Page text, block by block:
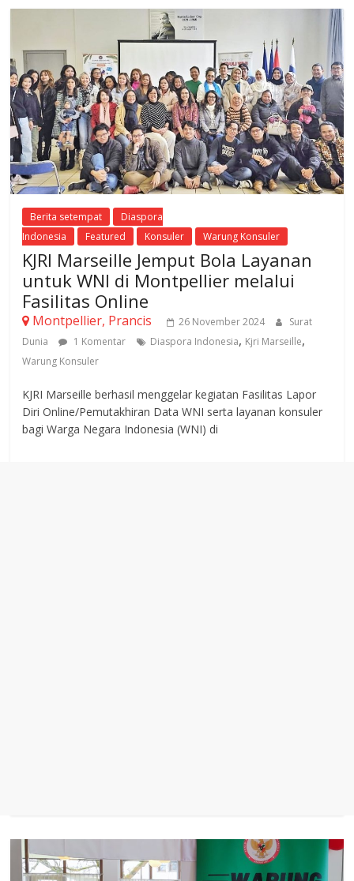
Berita setempat
Diaspora
Indonesia
Featured Konsuler Warung Konsuler
KJRI Marseille Jemput Bola Layanan
untuk WNI di Montpellier melalui
Fasilitas Online
Montpellier, Prancis 26 November 2024
Surat
Dunia
1 Komentar Diaspora Indonesia, Kjri Marseille,
Warung Konsuler
KJRI Marseille berhasil menggelar kegiatan Fasilitas Lapor
Diri Online/Pemutakhiran Data WNI serta layanan konsuler
bagi Warga Negara Indonesia (WNI) di